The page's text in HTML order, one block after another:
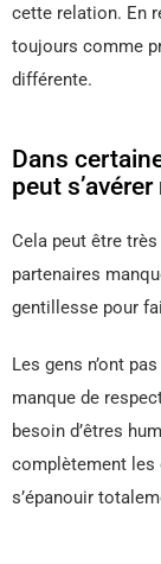
cette relation. En
toujours comme
différente.
Dans
peut
Cela peut être
partenaires
gentillesse pour
Les gens n’ont
manque de
besoin d’êtres
complètement les
s’épanouir